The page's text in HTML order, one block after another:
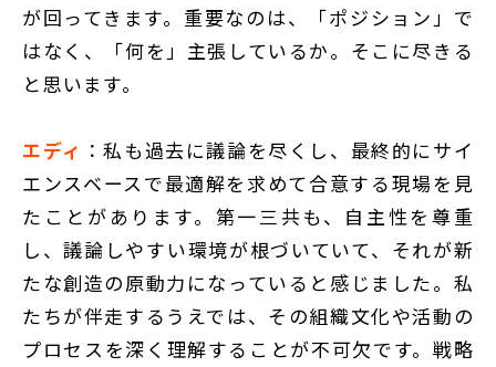
が回ってきます。重要なのは、「ポジション」で
はなく、「何を」主張しているか。そこに尽きる
と思います。
エディ ：私も過去に議論を尽くし、最終的にサイ
エンスベースで最適解を求めて合意する現場を見
たことがあります。第一三共も、自主性を尊重
し、議論しやすい環境が根づいていて、それが新
たな創造の原動力になっていると感じました。私
たちが伴走するうえでは、その組織文化や活動の
プロセスを深く理解することが不可欠です。戦略